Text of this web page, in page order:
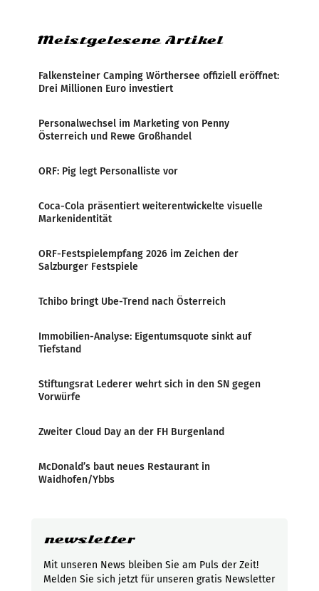
Meistgelesene Artikel
Falkensteiner Camping Wörthersee offiziell eröffnet:
Drei Millionen Euro investiert
Personalwechsel im Marketing von Penny
Österreich und Rewe Großhandel
ORF: Pig legt Personalliste vor
Coca-Cola präsentiert weiterentwickelte visuelle
Markenidentität
ORF-Festspielempfang 2026 im Zeichen der
Salzburger Festspiele
Tchibo bringt Ube-Trend nach Österreich
Immobilien-Analyse: Eigentumsquote sinkt auf
Tiefstand
Stiftungsrat Lederer wehrt sich in den SN gegen
Vorwürfe
Zweiter Cloud Day an der FH Burgenland
McDonald’s baut neues Restaurant in
Waidhofen/Ybbs
newsletter
Mit unseren News bleiben Sie am Puls der Zeit!
Melden Sie sich jetzt für unseren gratis Newsletter